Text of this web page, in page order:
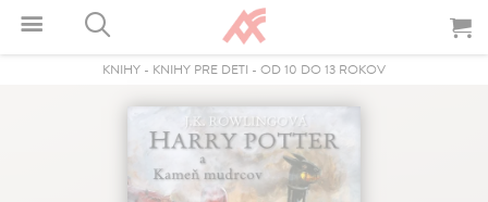
KNIHY - KNIHY PRE DETI - OD 10 DO 13 ROKOV